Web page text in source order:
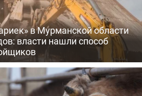
в Мурманской области
власти нашли способ